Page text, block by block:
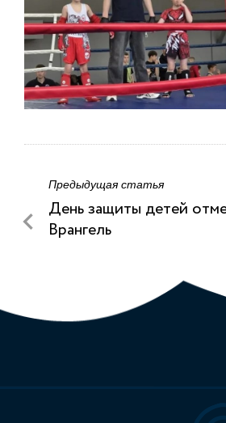
Предыдущая статья
День защиты детей
Врангель